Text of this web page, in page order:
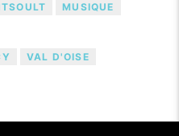
MUSIQUE
VAL D'OISE